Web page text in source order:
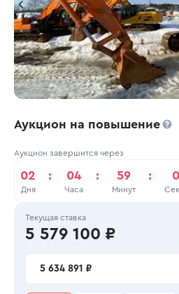
Аукцион на повышение
Аукцион завершится через
02
Дня
: 04
Часа
: 59
Минут
:
Текущая ставка
5 579 100 ₽
5 634 891 ₽